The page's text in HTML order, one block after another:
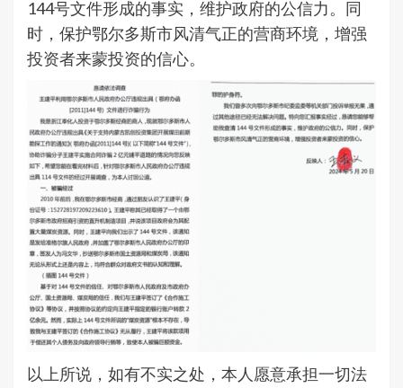
144号文件形成的事实，维护政府的公信力。同
时，保护鄂尔多斯市风清气正的营商环境，增强
投资者来蒙投资的信心。
以上所说，如有不实之处，本人愿意承担一切法